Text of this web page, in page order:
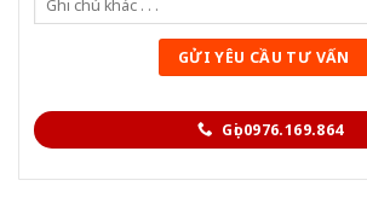
Gọi 0976.169.864